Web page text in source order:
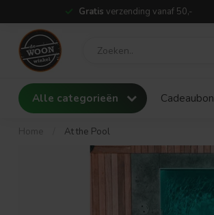
Gratis verzending vanaf 50,-
Alle categorieën Cadeaubon
Home At the Pool